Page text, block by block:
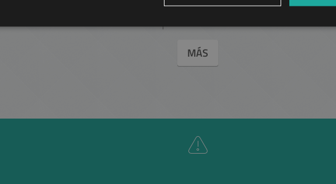
en Budapest en el mismo
MÁS